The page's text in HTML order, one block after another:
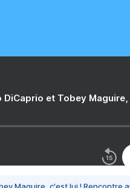
DiCaprio et Tobey